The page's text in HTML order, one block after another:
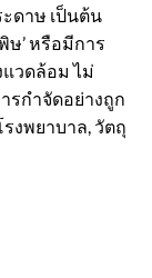
ะดาษ เป็นต้น
ษ’ หรือมีการ
วดล้อม ไม่
รกำจัดอย่างถูก
งพยาบาล, วัตถุ